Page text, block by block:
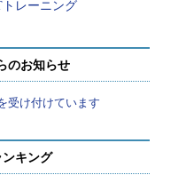
レーニング
のお知らせ
受け付けています
キング